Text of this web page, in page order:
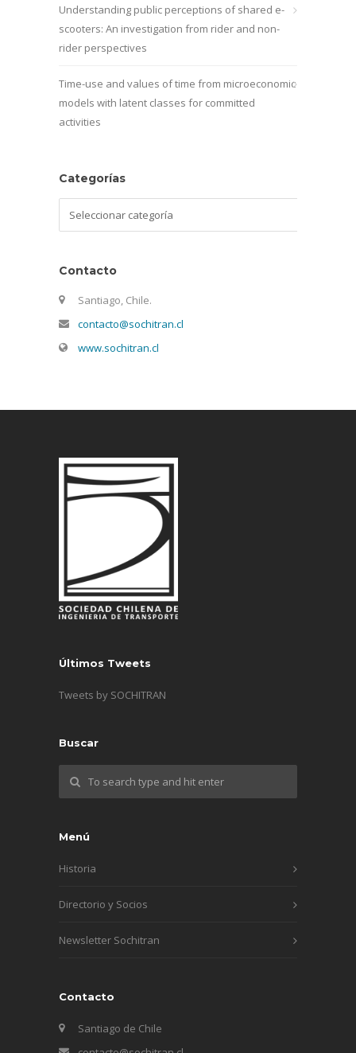
Understanding public perceptions of shared e-
scooters: An investigation from rider and non-
rider perspectives
Time-use and values of time from microeconomic
models with latent classes for committed
activities
Categorías
Contacto
Santiago, Chile.
contacto@sochitran.cl
www.sochitran.cl
Últimos Tweets
Tweets by SOCHITRAN
Buscar
Menú
Historia
Directorio y Socios
Newsletter Sochitran
Contacto
Santiago de Chile